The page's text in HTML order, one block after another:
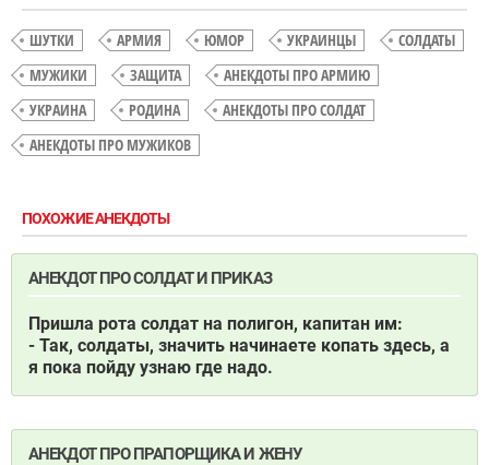
ШУТКИ АРМИЯ ЮМОР УКРАИНЦЫ
СОЛДАТЫ
МУЖИКИ
ЗАЩИТА
АНЕКДОТЫ ПРО АРМИЮ
УКРАИНА
РОДИНА
АНЕКДОТЫ ПРО СОЛДАТ
АНЕКДОТЫ ПРО МУЖИКОВ
ПОХОЖИЕ АНЕКДОТЫ
АНЕКДОТ ПРО СОЛДАТ И ПРИКАЗ
Пришла рота солдат на полигон, капитан им:
- Так, солдаты, значить начинаете копать здесь, а
я пока пойду узнаю где надо.
АНЕКДОТ ПРО ПРАПОРЩИКА И ЖЕНУ